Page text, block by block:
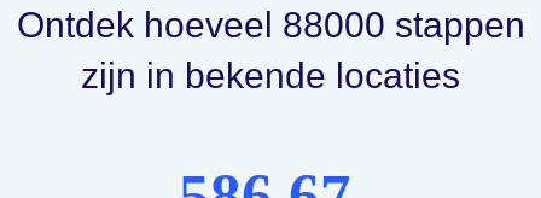
Ontdek hoeveel 88000 stappen
zijn in bekende locaties